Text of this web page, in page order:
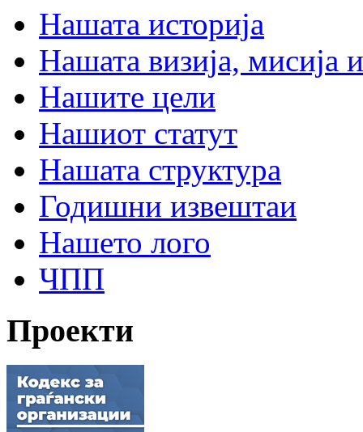
Нашата историја
Нашата визија, мисија и
Нашите цели
Нашиот статут
Нашата структура
Годишни извештаи
Нашето лого
ЧПП
Проекти